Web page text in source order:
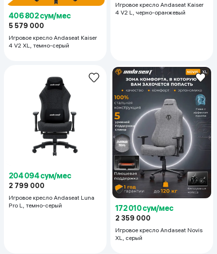
406 802 сум/мес
5 579 000
Игровое кресло Andaseat Kaiser
4 V2 XL, темно-серый
Игровое кресло Andaseat Kaiser
4 V2 L, черно-оранжевый
204 094 сум/мес
2 799 000
Игровое кресло Andaseat Luna
Pro L, темно-серый
172 010 сум/мес
2 359 000
Игровое кресло Andaseat Novis
XL, серый